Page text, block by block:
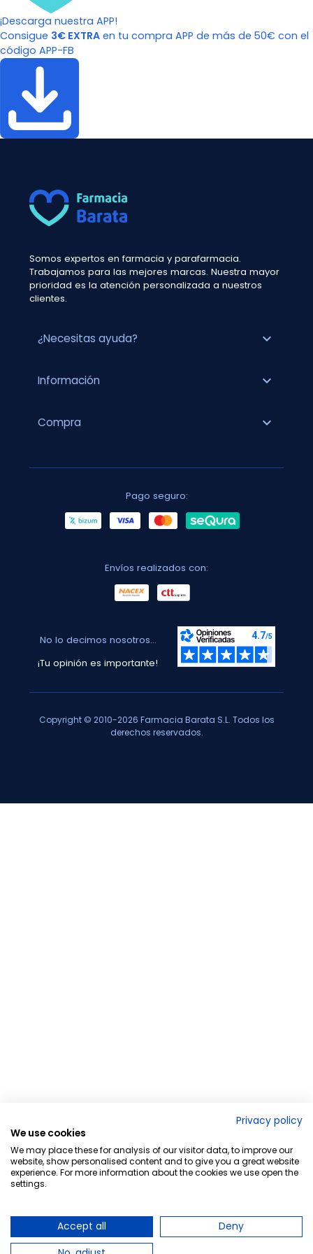
¡Descarga nuestra APP!
Consigue 3€ EXTRA en tu compra APP de más de 50€ con el
código APP-FB
Somos expertos en farmacia y parafarmacia.
Trabajamos para las mejores marcas. Nuestra mayor
prioridad es la atención personalizada a nuestros
clientes.
¿Necesitas ayuda? expand_more
Información expand_more
Compra expand_more
Pago seguro:
Envíos realizados con:
No lo decimos nosotros...
¡Tu opinión es importante!
Copyright © 2010-2026 Farmacia Barata S.L. Todos los
derechos reservados.
Privacy policy
We use cookies
We may place these for analysis of our visitor data, to improve our
website, show personalised content and to give you a great website
experience. For more information about the cookies we use open the
settings.
Accept all
Deny